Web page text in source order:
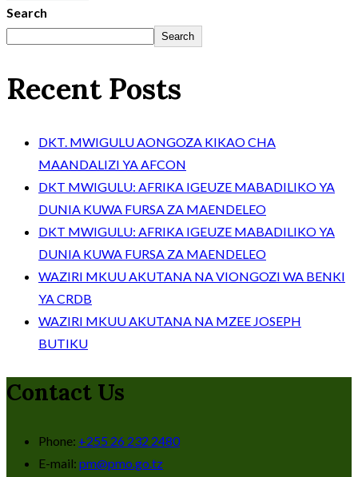
Search
Search
Recent Posts
DKT. MWIGULU AONGOZA KIKAO CHA
MAANDALIZI YA AFCON
DKT MWIGULU: AFRIKA IGEUZE MABADILIKO YA
DUNIA KUWA FURSA ZA MAENDELEO
DKT MWIGULU: AFRIKA IGEUZE MABADILIKO YA
DUNIA KUWA FURSA ZA MAENDELEO
WAZIRI MKUU AKUTANA NA VIONGOZI WA BENKI
YA CRDB
WAZIRI MKUU AKUTANA NA MZEE JOSEPH
BUTIKU
Contact Us
Phone: +255 26 232 2480
E-mail: pm@pmo.go.tz